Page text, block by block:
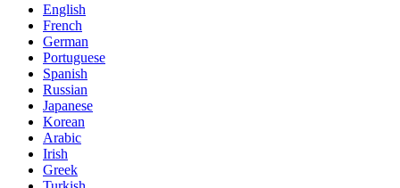
English
French
German
Portuguese
Spanish
Russian
Japanese
Korean
Arabic
Irish
Greek